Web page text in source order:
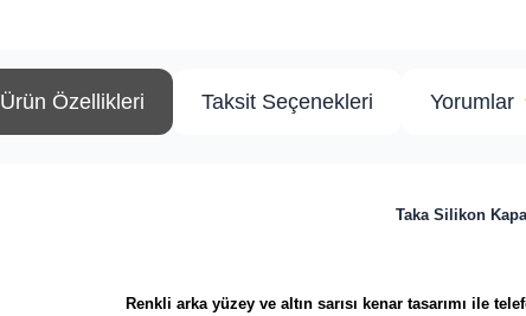
Ürün Özellikleri Taksit Seçenekleri Yorumlar
Taka Silikon
Renkli arka yüzey ve altın sarısı kenar tasarımı ile